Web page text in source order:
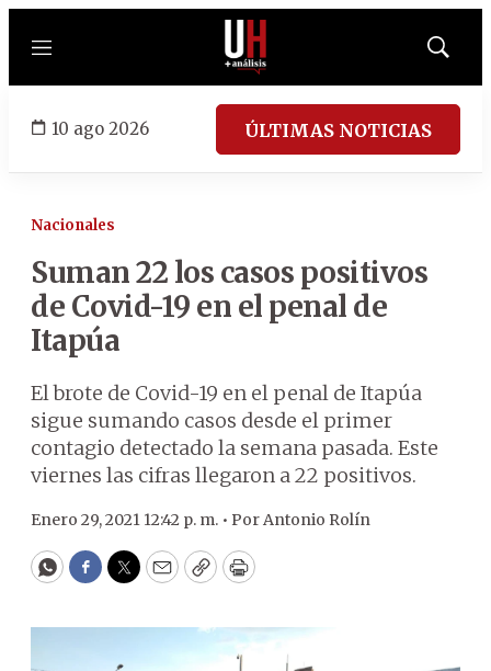
Menú
Mostrar
10 ago 2026 ÚLTIMAS NOTICIAS
Nacionales
Suman 22 los casos positivos
de Covid-19 en el penal de
Itapúa
El brote de Covid-19 en el penal de Itapúa
sigue sumando casos desde el primer
contagio detectado la semana pasada. Este
viernes las cifras llegaron a 22 positivos.
Enero 29, 2021 12:42 p. m. • PorAntonio Rolín
WhatsApp
Facebook
Twitter
EmailCopyPrint